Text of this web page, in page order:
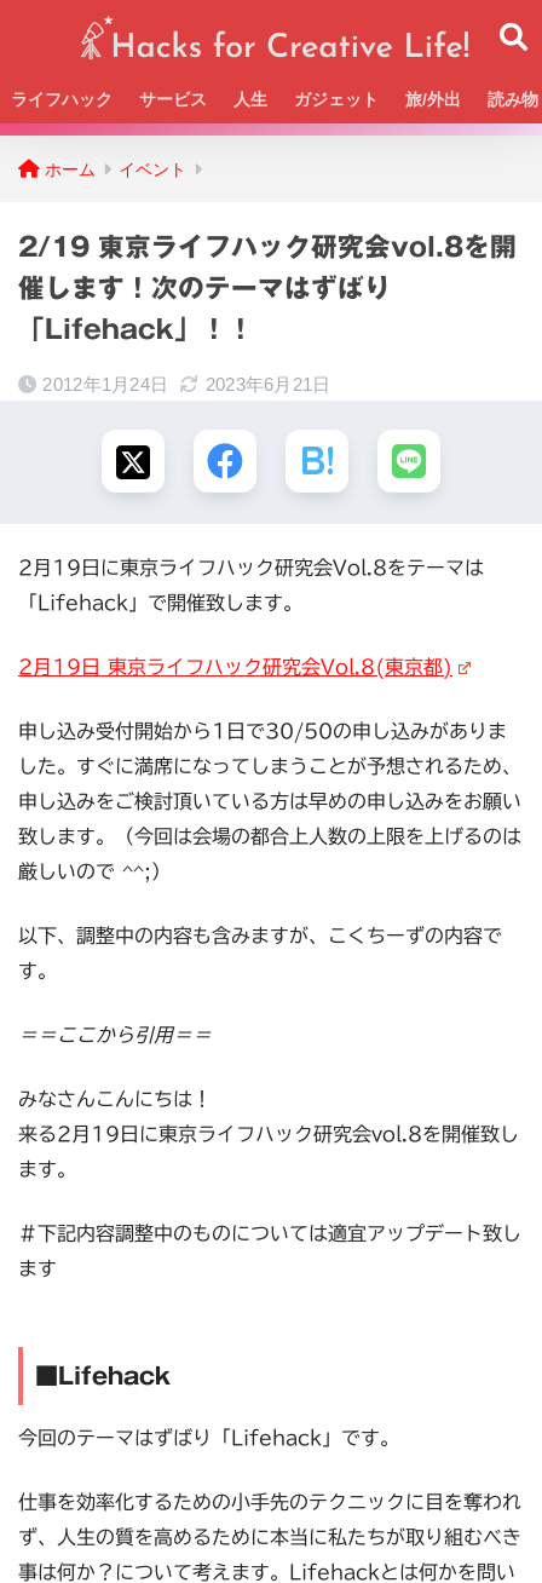
ライフハック サービス 人生 ガジェット 旅/外出 読み物
Beckの活動＆SNSまとめはこちら
ホーム イベント
2/19 東京ライフハック研究会vol.8を開
催します！次のテーマはずばり
「Lifehack」！！
2012年1月24日 2023年6月21日
2月19日に東京ライフハック研究会Vol.8をテーマは
「Lifehack」で開催致します。
2月19日 東京ライフハック研究会Vol.8(東京都)
申し込み受付開始から1日で30/50の申し込みがありま
した。すぐに満席になってしまうことが予想されるため、
申し込みをご検討頂いている方は早めの申し込みをお願い
致します。（今回は会場の都合上人数の上限を上げるのは
厳しいので ^^;）
以下、調整中の内容も含みますが、こくちーずの内容で
す。
＝＝ここから引用＝＝
みなさんこんにちは！
来る2月19日に東京ライフハック研究会vol.8を開催致し
ます。
＃下記内容調整中のものについては適宜アップデート致し
ます
■Lifehack
今回のテーマはずばり「Lifehack」です。
仕事を効率化するための小手先のテクニックに目を奪われ
ず、人生の質を高めるために本当に私たちが取り組むべき
事は何か？について考えます。Lifehackとは何かを問い